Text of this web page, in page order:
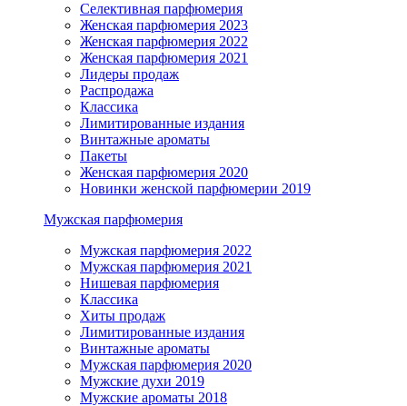
Селективная парфюмерия
Женская парфюмерия 2023
Женская парфюмерия 2022
Женская парфюмерия 2021
Лидеры продаж
Распродажа
Классика
Лимитированные издания
Винтажные ароматы
Пакеты
Женская парфюмерия 2020
Новинки женской парфюмерии 2019
Мужская парфюмерия
Мужская парфюмерия 2022
Мужская парфюмерия 2021
Нишевая парфюмерия
Классика
Хиты продаж
Лимитированные издания
Винтажные ароматы
Мужская парфюмерия 2020
Мужские духи 2019
Мужские ароматы 2018